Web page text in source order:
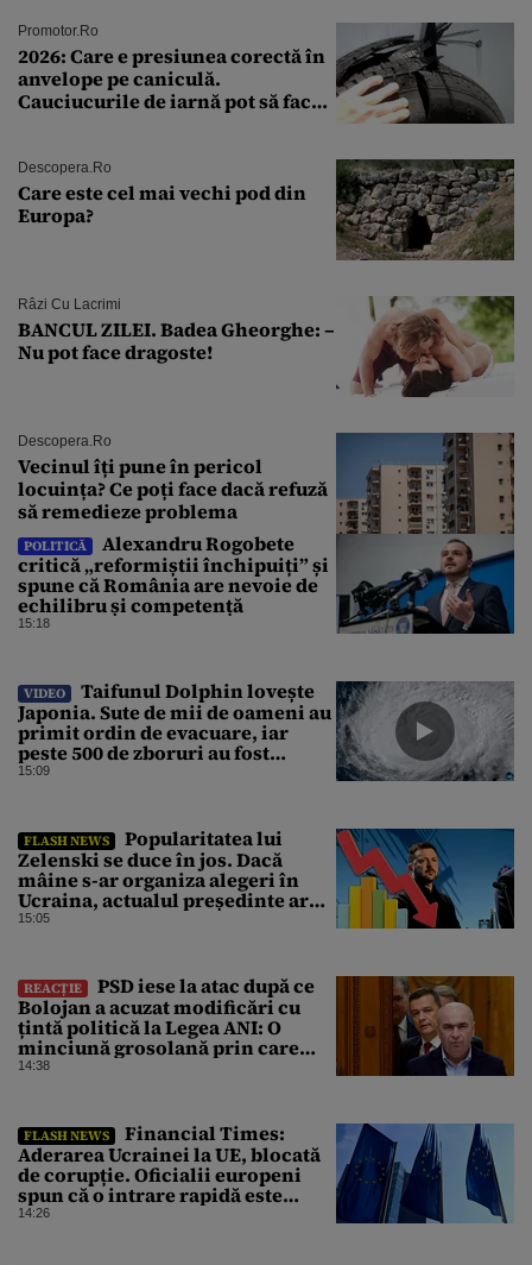
Promotor.ro
2026: Care e presiunea corectă în
anvelope pe caniculă.
Cauciucurile de iarnă pot să facă
Descopera.ro
Care este cel mai vechi pod din
Europa?
Râzi Cu Lacrimi
BANCUL ZILEI. Badea Gheorghe: –
Nu pot face dragoste!
Descopera.ro
Vecinul îți pune în pericol
locuința? Ce poți face dacă refuză
să remedieze problema
POLITICĂ
Alexandru Rogobete
critică „reformiștii închipuiți” și
spune că România are nevoie de
echilibru și competență
15:18
VIDEO
Taifunul Dolphin lovește
Japonia. Sute de mii de oameni au
primit ordin de evacuare, iar
peste 500 de zboruri au fost
anulate
15:09
FLASH NEWS
Popularitatea lui
Zelenski se duce în jos. Dacă
mâine s-ar organiza alegeri în
Ucraina, actualul președinte ar
pierde categoric în turul al doilea
15:05
REACȚIE
PSD iese la atac după ce
Bolojan a acuzat modificări cu
țintă politică la Legea ANI: O
minciună grosolană prin care
încearcă să acopere culpa PNL-
14:38
FLASH NEWS
Financial Times:
Aderarea Ucrainei la UE, blocată
de corupție. Oficialii europeni
spun că o intrare rapidă este
imposibilă
14:26